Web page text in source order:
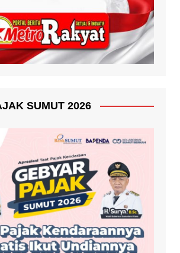
SUMUT 2026